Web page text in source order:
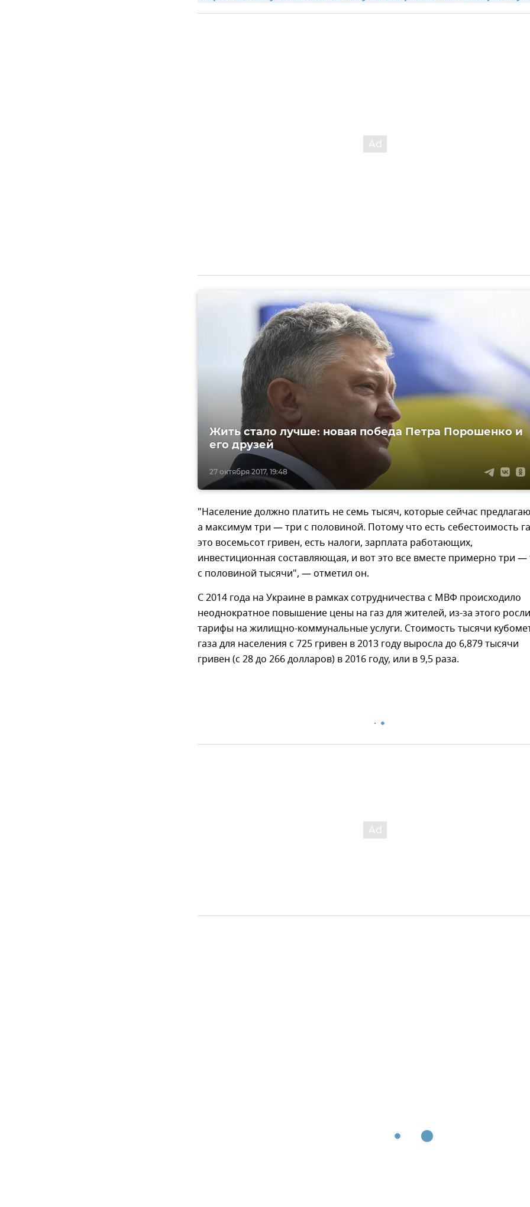
27 октября 2017, 19:48
Жить стало лучше: новая победа Петра Порошенко и
его друзей
"Население должно платить не семь тысяч, которые сейчас
а максимум три — три с половиной. Потому что есть себестоимость
это восемьсот гривен, есть налоги, зарплата работающих,
инвестиционная составляющая, и вот это все вместе примерно три —
с половиной тысячи", — отметил он.
С 2014 года на Украине в рамках сотрудничества с МВФ происходило
неоднократное повышение цены на газ для жителей, из-за этого росли
тарифы на жилищно-коммунальные услуги. Стоимость тысячи
газа для населения с 725 гривен в 2013 году выросла до 6,879 тысячи
гривен (с 28 до 266 долларов) в 2016 году, или в 9,5 раза.